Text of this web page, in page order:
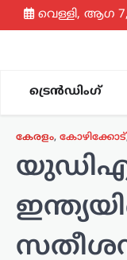
Skip
to
വെള്ളി, ആഗ 7,
ട്രെൻഡിംഗ്
കേരളം, കോഴിക്കോട്